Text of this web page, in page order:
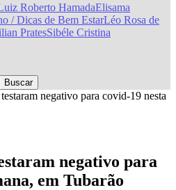
Roberto HamadaElisama
/ Dicas de Bem EstarLéo Rosa de
PratesSibéle Cristina
negativo para covid-19 nesta
negativo para
em Tubarão